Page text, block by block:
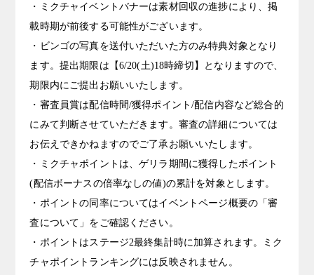
・ミクチャイベントバナーは素材回収の進捗により、掲
載時期が前後する可能性がございます。
・ビンゴの写真を送付いただいた方のみ特典対象となり
ます。提出期限は【6/20(土)18時締切】となりますので、
期限内にご提出お願いいたします。
・審査員賞は配信時間/獲得ポイント/配信内容など総合的
にみて判断させていただきます。審査の詳細については
お伝えできかねますのでご了承お願いいたします。
・ミクチャポイントは、ゲリラ期間に獲得したポイント
(配信ボーナスの倍率なしの値)の累計を対象とします。
・ポイントの同率についてはイベントページ概要の「審
査について」をご確認ください。
・ポイントはステージ2最終集計時に加算されます。ミク
チャポイントランキングには反映されません。